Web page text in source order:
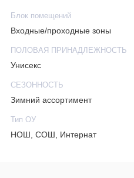
Блок помещений
Входные/проходные зоны
ПОЛОВАЯ ПРИНАДЛЕЖНОСТЬ
Унисекс
СЕЗОННОСТЬ
Зимний ассортимент
Тип ОУ
НОШ, СОШ, Интернат